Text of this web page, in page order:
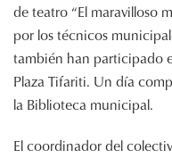
de teatro “El maravilloso
por los técnicos
también han participado
Plaza Tifariti. Un día
la Biblioteca municipal.
El coordinador del